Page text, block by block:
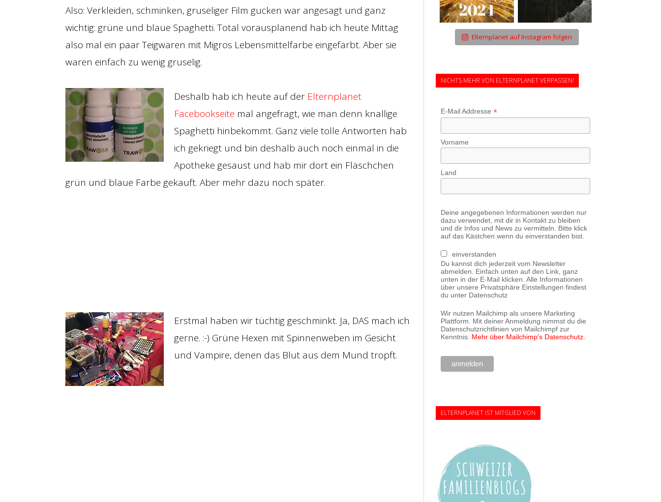
Also: Verkleiden, schminken, gruseliger Film gucken war angesagt und ganz
wichtig: grüne und blaue Spaghetti. Total vorausplanend hab ich heute Mittag
also mal ein paar Teigwaren mit Migros Lebensmittelfarbe eingefärbt. Aber sie
waren einfach zu wenig gruselig.
Deshalb hab ich heute auf der Elternplanet
Facebookseite mal angefragt, wie man denn knallige
Spaghetti hinbekommt. Ganz viele tolle Antworten hab
ich gekriegt und bin deshalb auch noch einmal in die
Apotheke gesaust und hab mir dort ein Fläschchen
grün und blaue Farbe gekauft. Aber mehr dazu noch später.
Erstmal haben wir tüchtig geschminkt. Ja, DAS mach ich
gerne. :-) Grüne Hexen mit Spinnenweben im Gesicht
und Vampire, denen das Blut aus dem Mund tropft.
Elternplanet auf Instagram folgen
NICHTS MEHR VON ELTERNPLANET VERPASSEN!
E-Mail Addresse *
Vorname
Land
Deine angegebenen Informationen werden nur
dazu verwendet, mit dir in Kontakt zu bleiben
und dir Infos und News zu vermitteln. Bitte klick
auf das Kästchen wenn du einverstanden bist.
einverstanden
Du kannst dich jederzeit vom Newsletter
abmelden. Einfach unten auf den Link, ganz
unten in der E-Mail klicken. Alle Informationen
über unsere Privatsphäre Einstellungen findest
du unter Datenschutz
Wir nutzen Mailchimp als unsere Marketing
Plattform. Mit deiner Anmeldung nimmst du die
Datenschutzrichtlinien von Mailchimpf zur
Kenntnis. Mehr über Mailchimp's Datenschutz.
ELTERNPLANET IST MITGLIED VON